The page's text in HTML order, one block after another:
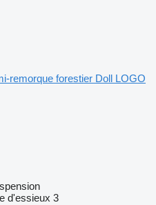
remorque forestier Doll LOGO
d'essieux 3